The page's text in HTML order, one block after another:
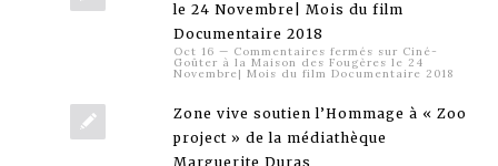
le 24 Novembre| Mois du film
Documentaire 2018
Oct 16 — Commentaires fermés sur Ciné-
Goûter à la Maison des Fougères le 24
Novembre| Mois du film Documentaire 2018
Zone vive soutien l’Hommage à « Zoo
project » de la médiathèque
Marguerite Duras